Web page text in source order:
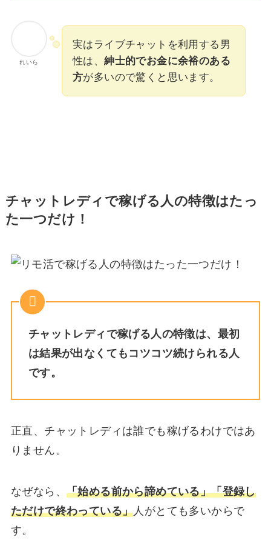
れいら
実はライブチャットを利用する男
性は、紳士的でお金に余裕のある
方が多いので驚くと思います。
チャットレディで稼げる人の特徴はたっ
た一つだけ！
チャットレディで稼げる人の特徴は、最初
は結果が出なくてもコツコツ続けられる人
です。
正直、チャットレディは誰でも稼げるわけではあ
りません。
なぜなら、 「始める前から諦めている」「登録し
ただけで終わっている」人がとても多いからで
す。